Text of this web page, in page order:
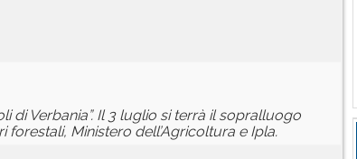
di Verbania”. Il 3 luglio si terrà il sopralluogo
Ministero dell’Agricoltura e Ipla.